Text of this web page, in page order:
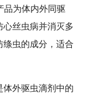
品为体内外同驱
丝虫病并消灭多
虫的成分，适合
体外驱虫滴剂中的